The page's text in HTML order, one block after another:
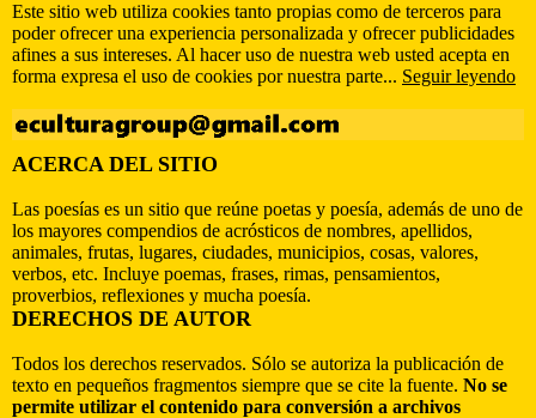
Este sitio web utiliza cookies tanto propias como de terceros para
poder ofrecer una experiencia personalizada y ofrecer publicidades
afines a sus intereses. Al hacer uso de nuestra web usted acepta en
forma expresa el uso de cookies por nuestra parte... Seguir leyendo
ACERCA DEL SITIO
Las poesías es un sitio que reúne poetas y poesía, además de uno de
los mayores compendios de acrósticos de nombres, apellidos,
animales, frutas, lugares, ciudades, municipios, cosas, valores,
verbos, etc. Incluye poemas, frases, rimas, pensamientos,
proverbios, reflexiones y mucha poesía.
DERECHOS DE AUTOR
Todos los derechos reservados. Sólo se autoriza la publicación de
texto en pequeños fragmentos siempre que se cite la fuente. No se
permite utilizar el contenido para conversión a archivos